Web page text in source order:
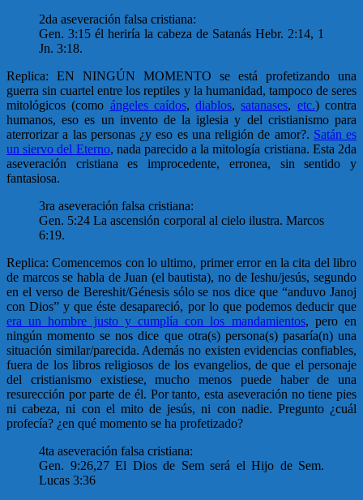
2da aseveración falsa cristiana:
Gen. 3:15 él heriría la cabeza de Satanás Hebr. 2:14, 1
Jn. 3:18.
Replica: EN NINGÚN MOMENTO se está profetizando una
guerra sin cuartel entre los reptiles y la humanidad, tampoco de seres
mitológicos (como ángeles caídos,diablos,satanases, etc.) contra
humanos, eso es un invento de la iglesia y del cristianismo para
aterrorizar a las personas ¿y eso es una religión de amor?. Satán es
un siervo del Eterno, nada parecido a la mitología cristiana. Esta 2da
aseveración cristiana es improcedente, erronea, sin sentido y
fantasiosa.
3ra aseveración falsa cristiana:
Gen. 5:24 La ascensión corporal al cielo ilustra. Marcos
6:19.
Replica: Comencemos con lo ultimo, primer error en la cita del libro
de marcos se habla de Juan (el bautista), no de Ieshu/jesús, segundo
en el verso de Bereshit/Génesis sólo se nos dice que “anduvo Janoj
con Dios” y que éste desapareció, por lo que podemos deducir que
era un hombre justo y cumplía con los mandamientos, pero en
ningún momento se nos dice que otra(s) persona(s) pasaría(n) una
situación similar/parecida. Además no existen evidencias confiables,
fuera de los libros religiosos de los evangelios, de que el personaje
del cristianismo existiese, mucho menos puede haber de una
resurección por parte de él. Por tanto, esta aseveración no tiene pies
ni cabeza, ni con el mito de jesús, ni con nadie. Pregunto ¿cuál
profecía? ¿en qué momento se ha profetizado?
4ta aseveración falsa cristiana:
Gen. 9:26,27 El Dios de Sem será el Hijo de Sem.
Lucas 3:36